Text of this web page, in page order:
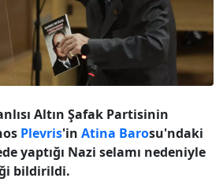
Altın Şafak Partisinin
Plevris'in Atina Barosu'ndaki
yaptığı Nazi selamı nedeniyle
bildirildi.